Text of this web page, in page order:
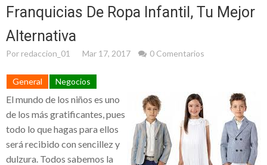
¿Cómo buscar talento tecnológico?
falta de transparencia
El impacto de la corrupción en la industria
lechera mexicana: El caso de Teodoro
Franquicias De Ropa Infantil, Tu Mejor
Alternativa
Por redaccion_01 Mar 17, 2017 0 Comentarios
General Negocios
El mundo de los niños es uno
de los más gratificantes, pues
todo lo que hagas para ellos
será recibido con sencillez y
dulzura. Todos sabemos la